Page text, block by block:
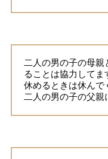
二人の男の子の母親
ることは協力してま
休めるときは休んで
二人の男の子の父親